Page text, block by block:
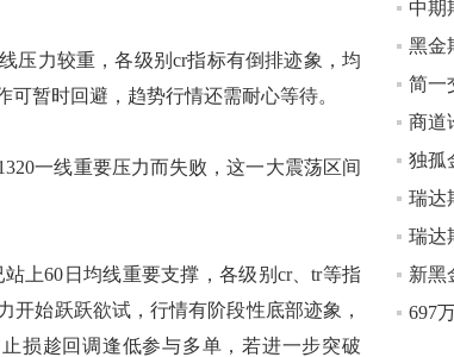
力较重，各级别cr指标有倒排迹象，均
暂时回避，趋势行情还需耐心等待。
一线重要压力而失败，这一大震荡区间
60日均线重要支撑，各级别cr、tr等指
始跃跃欲试，行情有阶段性底部迹象，
损趁回调逢低参与多单，若进一步突破
简一
瑞达